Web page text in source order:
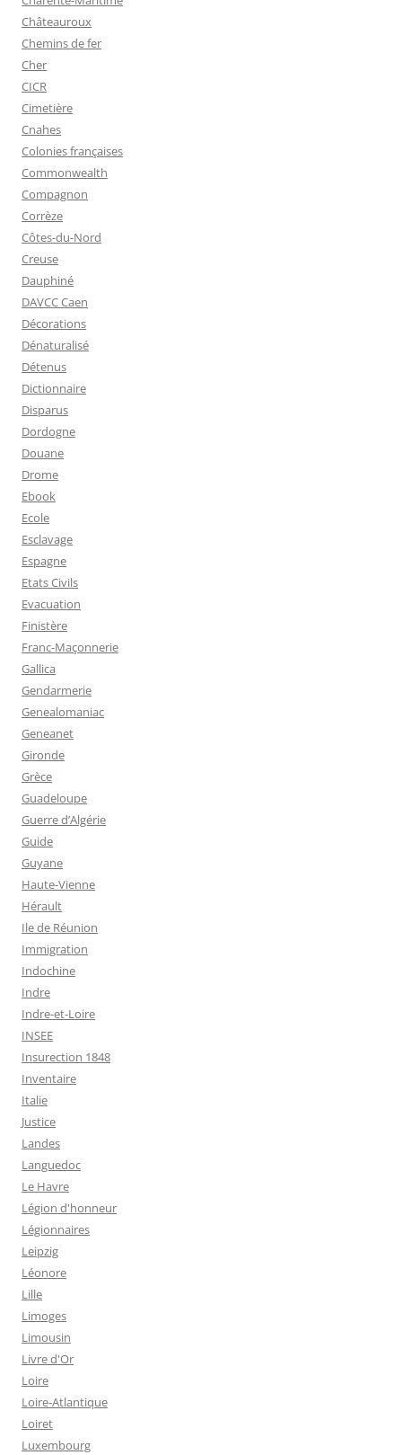
Châteauroux
Chemins de fer
Cher
CICR
Cimetière
Cnahes
Colonies françaises
Commonwealth
Compagnon
Corrèze
Côtes-du-Nord
Creuse
Dauphiné
DAVCC Caen
Décorations
Dénaturalisé
Détenus
Dictionnaire
Disparus
Dordogne
Douane
Drome
Ebook
Ecole
Esclavage
Espagne
Etats Civils
Evacuation
Finistère
Franc-Maçonnerie
Gallica
Gendarmerie
Genealomaniac
Geneanet
Gironde
Grèce
Guadeloupe
Guerre d’Algérie
Guide
Guyane
Haute-Vienne
Hérault
Ile de Réunion
Immigration
Indochine
Indre
Indre-et-Loire
INSEE
Insurection 1848
Inventaire
Italie
Justice
Landes
Languedoc
Le Havre
Légion d'honneur
Légionnaires
Leipzig
Léonore
Lille
Limoges
Limousin
Livre d'Or
Loire
Loire-Atlantique
Loiret
Luxembourg